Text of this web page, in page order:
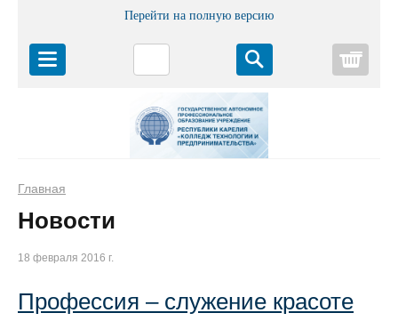
Перейти на полную версию
Главная
Новости
18 февраля 2016 г.
Профессия – служение красоте